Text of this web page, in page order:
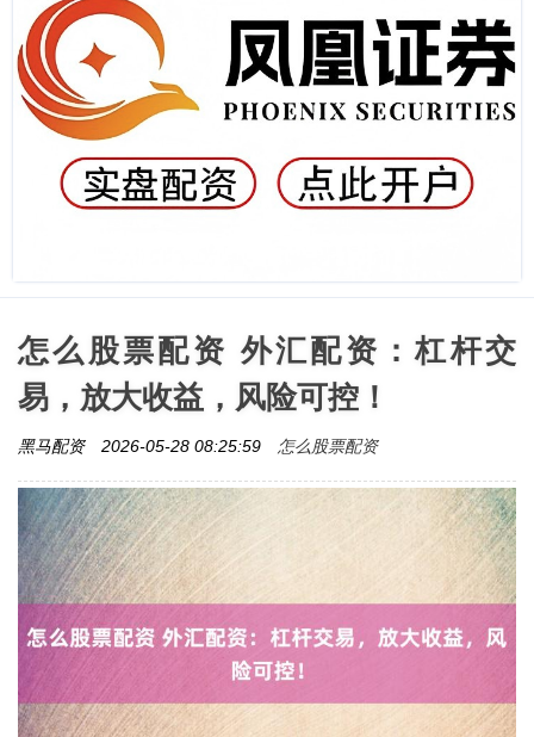
怎么股票配资 外汇配资：杠杆交
易，放大收益，风险可控！
黑马配资 2026-05-28 08:25:59 怎么股票配资